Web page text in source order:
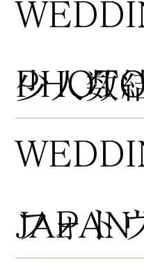
少人数
フォト
JAPAN